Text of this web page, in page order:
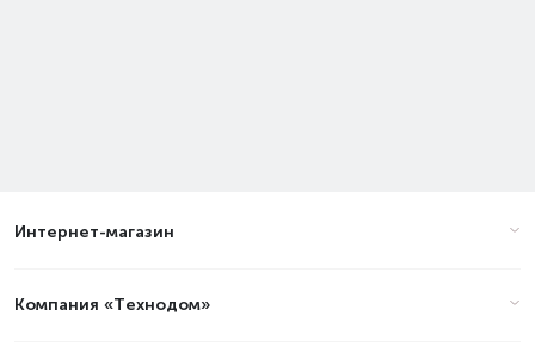
Интернет-магазин
Компания «Технодом»